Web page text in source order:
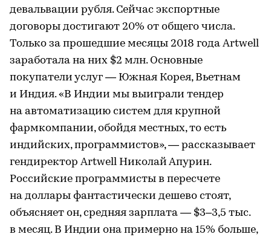
девальвации рубля. Сейчас экспортные
договоры достигают 20% от общего числа.
Только за прошедшие месяцы 2018 года Artwell
заработала на них $2 млн. Основные
покупатели услуг — Южная Корея, Вьетнам
и Индия. «В Индии мы выиграли тендер
на автоматизацию систем для крупной
фармкомпании, обойдя местных, то есть
индийских, программистов», — рассказывает
гендиректор Artwell Николай Апурин.
Российские программисты в пересчете
на доллары фантастически дешево стоят,
объясняет он, средняя зарплата — $3–3,5 тыс.
в месяц. В Индии она примерно на 15% больше,